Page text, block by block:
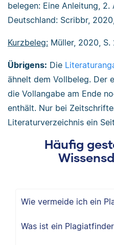
belegen: Eine Anleitung, 2.
Deutschland: Scribbr,
Kurzbeleg: Müller, 2020, S.
Übrigens: Die
ähnelt dem Vollbeleg. Der
die Vollangabe am Ende
enthält. Nur bei
Literaturverzeichnis ein
Häufig
Wie vermeide ich ein
Was ist ein